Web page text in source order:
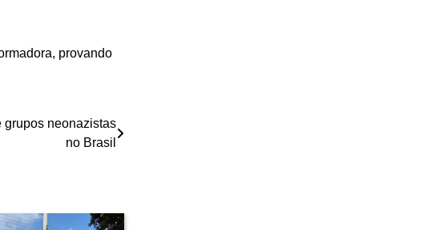
provando
grupos neonazistas
no Brasil